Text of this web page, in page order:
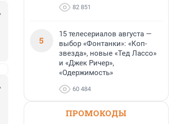
82 851
5
15 телесериалов августа —
выбор «Фонтанки»: «Коп-
звезда», новые «Тед Лассо»
и «Джек Ричер»,
«Одержимость»
60 484
ПРОМОКОДЫ